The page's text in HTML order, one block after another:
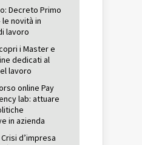
Decreto Primo
le novità in
lavoro
i Master e
dedicati al
lavoro
online Pay
lab: attuare
in azienda
d’impresa